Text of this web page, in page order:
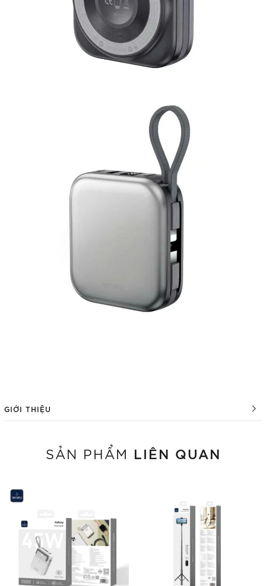
GIỚI THIỆU
SẢN PHẨM LIÊN QUAN